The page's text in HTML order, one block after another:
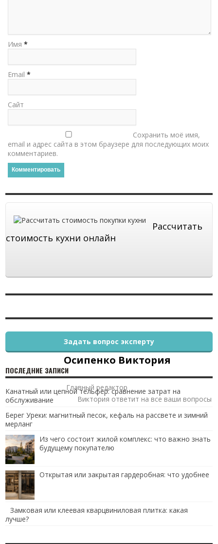
Имя *
Email *
Сайт
Сохранить моё имя,
email и адрес сайта в этом браузере для последующих моих
комментариев.
Рассчитать
стоимость кухни онлайн
Осипенко Виктория
Главный редактор
Виктория ответит на все ваши вопросы
Задать вопрос эксперту
ПОСЛЕДНИЕ ЗАПИСИ
Канатный или цепной тельфер: сравнение затрат на
обслуживание
Берег Уреки: магнитный песок, кефаль на рассвете и зимний
мерланг
Из чего состоит жилой комплекс: что важно знать
будущему покупателю
Открытая или закрытая гардеробная: что удобнее
Замковая или клеевая кварцвиниловая плитка: какая
лучше?